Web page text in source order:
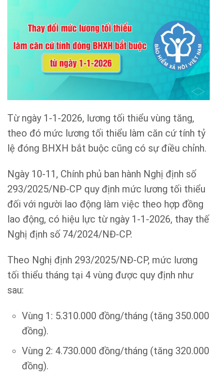
Từ ngày 1-1-2026, lương tối thiểu vùng tăng,
theo đó mức lương tối thiểu làm căn cứ tính tỷ
lệ đóng BHXH bắt buộc cũng có sự điều chỉnh.
Ngày 10-11, Chính phủ ban hành Nghị định số
293/2025/NĐ-CP quy định mức lương tối thiểu
đối với người lao động làm việc theo hợp đồng
lao động, có hiệu lực từ ngày 1-1-2026, thay thế
Nghị định số 74/2024/NĐ-CP.
Theo Nghị định 293/2025/NĐ-CP, mức lương
tối thiểu tháng tại 4 vùng được quy định như
sau:
Vùng 1: 5.310.000 đồng/tháng (tăng 350.000
đồng).
Vùng 2: 4.730.000 đồng/tháng (tăng 320.000
đồng).